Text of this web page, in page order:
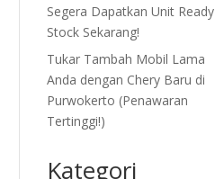
Segera Dapatkan Unit Ready
Stock Sekarang!
Tukar Tambah Mobil Lama
Anda dengan Chery Baru di
Purwokerto (Penawaran
Tertinggi!)
Kategori